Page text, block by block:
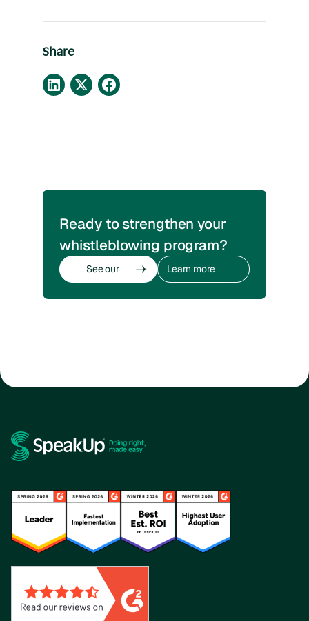
Share
Ready to strengthen your
whistleblowing program?
See our
whistleblowing
Learn more
about